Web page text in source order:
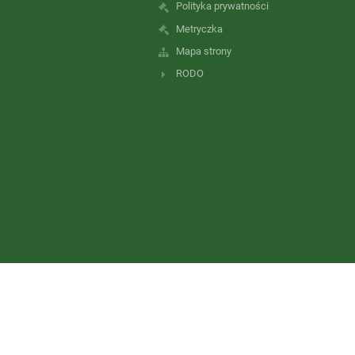
Polityka prywatności
Metryczka
Mapa strony
RODO